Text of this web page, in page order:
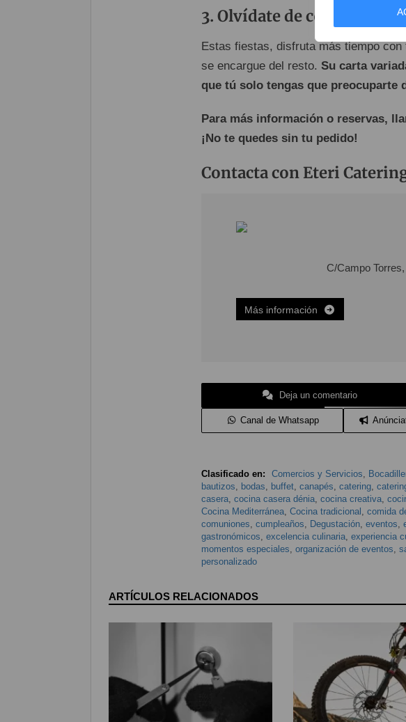
Olvídate de cocinar y
Estas fiestas, disfruta más tiempo
se encargue del resto. Su carta
que tú solo tengas que preocuparte
Para más información o reservas,
¡No te quedes sin tu pedido!
Contacta con Eteri
C/Campo
Más información
Deja un comentario
Canal de Whatsapp
Clasificado en: Comercios y Servicios
bautizos
bodas buffet, canapés catering,
casera, cocina casera dénia, cocina creativa,
Cocina Mediterránea, Cocina tradicional comida
comuniones cumpleaños Degustación, eventos
gastronómicos excelencia culinaria, experiencia
momentos especiales organización de eventos
personalizado
ARTÍCULOS RELACIONADOS